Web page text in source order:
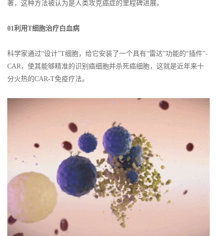
著，这种方法被认为是人类攻克癌症的里程碑进展。
01利用T细胞治疗白血病
科学家通过“设计”T细胞，给它安装了一个具有“雷达”功能的“插件”-
CAR，使其能够精准的识别癌细胞并杀死癌细胞，这就是近年来十
分火热的CAR-T免疫疗法。